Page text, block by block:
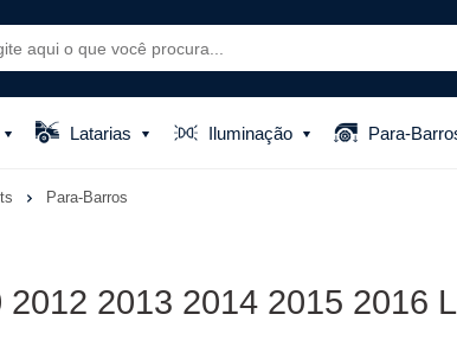
Latarias Iluminação Para-
Para-Barros
2013 2014 2015 2016